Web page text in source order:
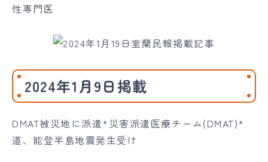
性専門医
2024年1月9日掲載
DMAT被災地に派遣*災害派遣医療チーム(DMAT)*
道、能登半島地震発生受け